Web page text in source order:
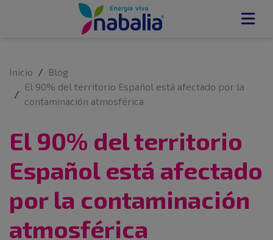
Inicio
Blog
El 90% del territorio Español está afectado por la
contaminación atmosférica
El 90% del territorio
Español está afectado
por la contaminación
atmosférica